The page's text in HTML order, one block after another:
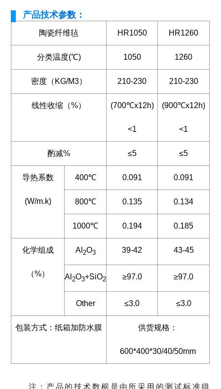
产品技术参数：
陶瓷纤维毡 HR1050 HR1260
分类温度(℃) 1050 1260
密度（KG/M3） 210-230 210-230
线性收缩（%） (700℃x12h)
<1
(900℃x12h)
<1
酌减% ≤5 ≤5
导热系数
(W/m.k)
400℃ 0.091 0.091
800℃ 0.135 0.134
1000℃ 0.194 0.185
化学组成
（%）
Al 2O3 39-42 43-45
Al 2O3+SiO2 ≥97.0 ≥97.0
Other ≤3.0 ≤3.0
包装方式：纸箱加防水膜 供货规格：
600*400*30/40/50mm
注：产品的技术数椐是由所采用的测试标准得